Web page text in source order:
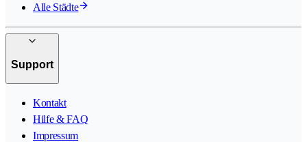
Alle Städte
Support
Kontakt
Hilfe & FAQ
Impressum